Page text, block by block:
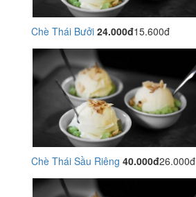
Chè Thái Bưởi 24.000đ15.600đ
Chè Thái Sầu Riêng 40.000đ26.000đ